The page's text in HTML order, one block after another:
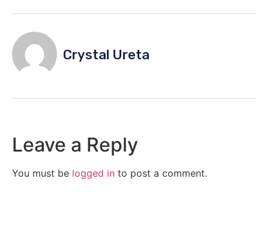
Crystal Ureta
Leave a Reply
You must be logged in to post a comment.